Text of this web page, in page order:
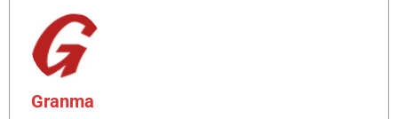
Granma